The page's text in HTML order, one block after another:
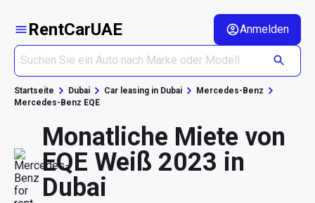
RentCarUAE Anmelden
Startseite Dubai Car leasing in Dubai
Mercedes-Benz
Mercedes-Benz EQE
Monatliche Miete von
EQE Weiß 2023 in
Dubai